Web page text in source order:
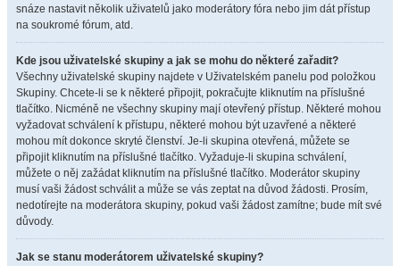
snáze nastavit několik uživatelů jako moderátory fóra nebo jim dát přístup
na soukromé fórum, atd.
Kde jsou uživatelské skupiny a jak se mohu do některé zařadit?
Všechny uživatelské skupiny najdete v Uživatelském panelu pod položkou
Skupiny. Chcete-li se k některé připojit, pokračujte kliknutím na příslušné
tlačítko. Nicméně ne všechny skupiny mají otevřený přístup. Některé mohou
vyžadovat schválení k přístupu, některé mohou být uzavřené a některé
mohou mít dokonce skryté členství. Je-li skupina otevřená, můžete se
připojit kliknutím na příslušné tlačítko. Vyžaduje-li skupina schválení,
můžete o něj zažádat kliknutím na příslušné tlačítko. Moderátor skupiny
musí vaši žádost schválit a může se vás zeptat na důvod žádosti. Prosím,
nedotírejte na moderátora skupiny, pokud vaši žádost zamítne; bude mít své
důvody.
Jak se stanu moderátorem uživatelské skupiny?